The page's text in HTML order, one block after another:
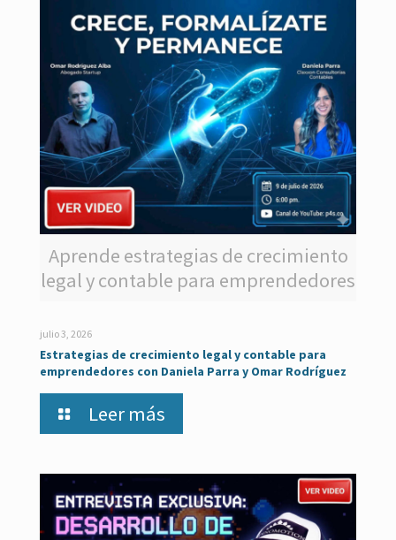
Aprende estrategias de crecimiento
legal y contable para emprendedores
julio 3, 2026
Estrategias de crecimiento legal y contable para
emprendedores con Daniela Parra y Omar Rodríguez
Leer más